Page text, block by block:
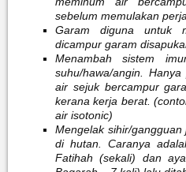
sebelum memulakan
Garam diguna untuk
dicampur garam
Menambah sistem
suhu/hawa/angin.
air sejuk bercampur
kerana kerja berat.
air isotonic)
Mengelak sihir/
di hutan. Caranya
Fatihah (sekali) dan